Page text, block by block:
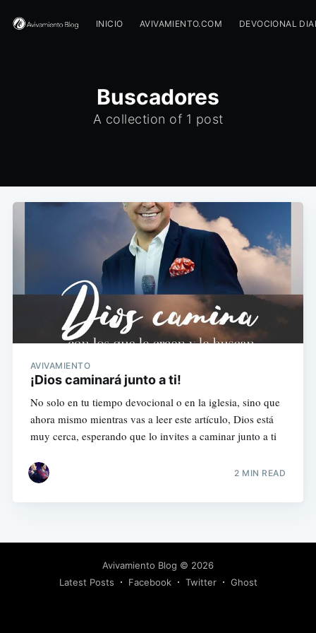
INICIO AVIVAMIENTO.COM DEVOCIONAL
Buscadores
A collection of 1 post
AVIVAMIENTO
¡Dios caminará junto a ti!
No solo en tu tiempo devocional o en la iglesia, sino que
ahora mismo mientras vas a leer este artículo, Dios está
muy cerca, esperando que lo invites a caminar junto a ti
2 MIN READ
Avivamiento Blog © 2026
Latest Posts
Facebook Twitter Ghost